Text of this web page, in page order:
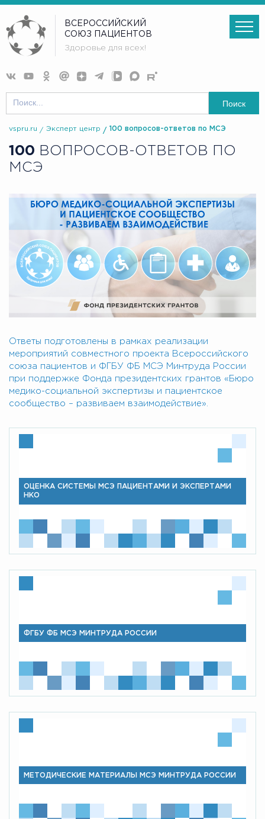
ВСЕРОССИЙСКИЙ
СОЮЗ ПАЦИЕНТОВ
Здоровье для всех!
Поиск
vspru.ru Эксперт центр 100 вопросов-ответов по МСЭ
100 ВОПРОСОВ-ОТВЕТОВ ПО
МСЭ
Ответы подготовлены в рамках реализации
мероприятий совместного проекта Всероссийского
союза пациентов и ФГБУ ФБ МСЭ Минтруда России
при поддержке Фонда президентских грантов «Бюро
медико-социальной экспертизы и пациентское
сообщество – развиваем взаимодействие».
ОЦЕНКА СИСТЕМЫ МСЭ ПАЦИЕНТАМИ И ЭКСПЕРТАМИ
НКО
ФГБУ ФБ МСЭ МИНТРУДА РОССИИ
МЕТОДИЧЕСКИЕ МАТЕРИАЛЫ МСЭ МИНТРУДА РОССИИ